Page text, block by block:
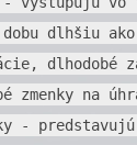
dobu dlhšiu
dlhodobé
zmenky na
-